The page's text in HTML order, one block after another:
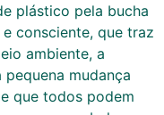
plástico pela bucha
consciente, que traz
ambiente, a
mudança
que todos podem